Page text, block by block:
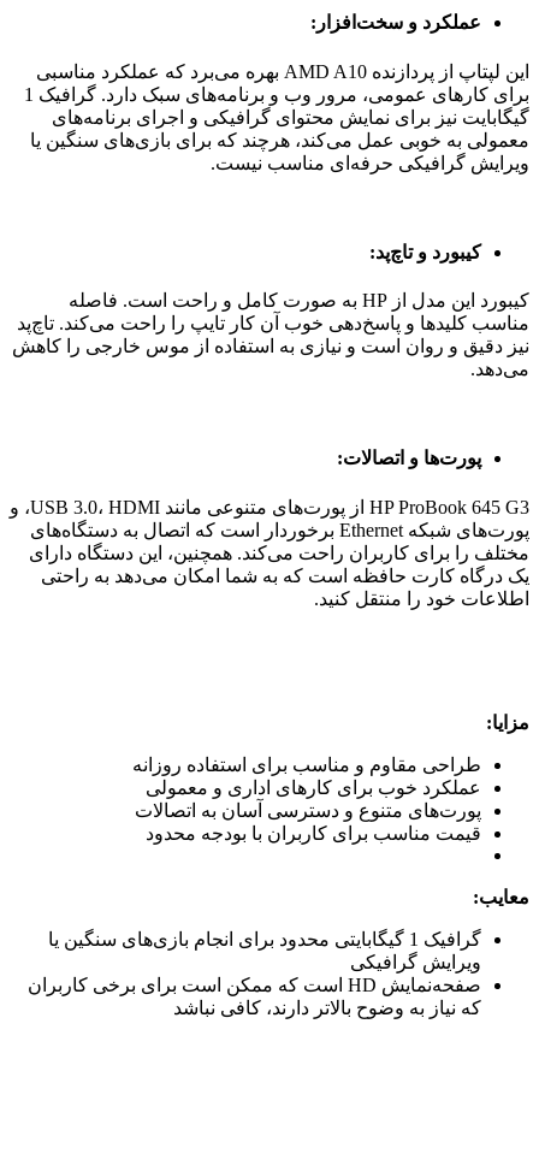
عملکرد و سخت‌افزار:
این لپتاپ از پردازنده AMD A10 بهره می‌برد که عملکرد مناسبی
برای کارهای عمومی، مرور وب و برنامه‌های سبک دارد. گرافیک 1
گیگابایت نیز برای نمایش محتوای گرافیکی و اجرای برنامه‌های
معمولی به خوبی عمل می‌کند، هرچند که برای بازی‌های سنگین یا
ویرایش گرافیکی حرفه‌ای مناسب نیست.
کیبورد و تاچ‌پد:
کیبورد این مدل از HP به صورت کامل و راحت است. فاصله
مناسب کلیدها و پاسخ‌دهی خوب آن کار تایپ را راحت می‌کند. تاچ‌پد
نیز دقیق و روان است و نیازی به استفاده از موس خارجی را کاهش
می‌دهد.
پورت‌ها و اتصالات:
HP ProBook 645 G3 از پورت‌های متنوعی مانند USB 3.0، HDMI، و
پورت‌های شبکه Ethernet برخوردار است که اتصال به دستگاه‌های
مختلف را برای کاربران راحت می‌کند. همچنین، این دستگاه دارای
یک درگاه کارت حافظه است که به شما امکان می‌دهد به راحتی
اطلاعات خود را منتقل کنید.
مزایا:
طراحی مقاوم و مناسب برای استفاده روزانه
عملکرد خوب برای کارهای اداری و معمولی
پورت‌های متنوع و دسترسی آسان به اتصالات
قیمت مناسب برای کاربران با بودجه محدود
معایب:
گرافیک 1 گیگابایتی محدود برای انجام بازی‌های سنگین یا
ویرایش گرافیکی
صفحه‌نمایش HD است که ممکن است برای برخی کاربران
که نیاز به وضوح بالاتر دارند، کافی نباشد